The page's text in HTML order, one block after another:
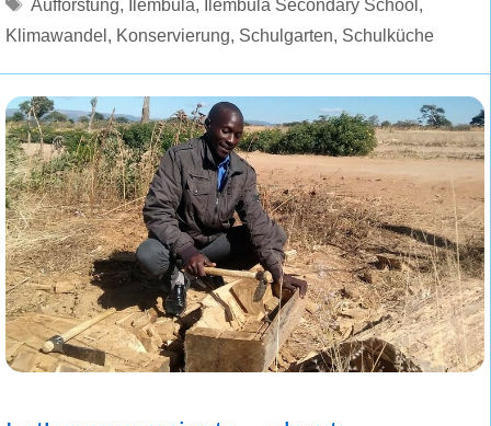
Aufforstung, Ilembula, Ilembula Secondary School ,
Klimawandel , Konservierung, Schulgarten, Schulküche